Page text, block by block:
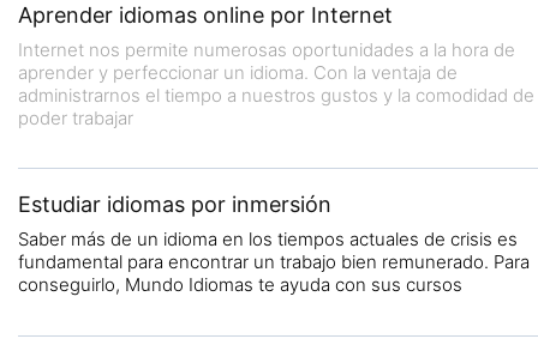
Aprender idiomas online por Internet
Internet nos permite numerosas oportunidades a la hora de
aprender y perfeccionar un idioma. Con la ventaja de
administrarnos el tiempo a nuestros gustos y la comodidad de
poder trabajar
Estudiar idiomas por inmersión
Saber más de un idioma en los tiempos actuales de crisis es
fundamental para encontrar un trabajo bien remunerado. Para
conseguirlo, Mundo Idiomas te ayuda con sus cursos